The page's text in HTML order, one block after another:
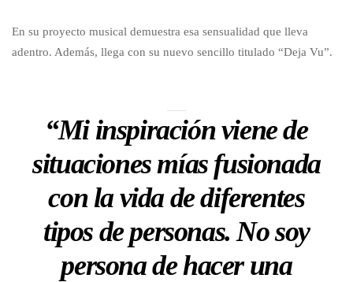
En su proyecto musical demuestra esa sensualidad que lleva
adentro. Además, llega con su nuevo sencillo titulado “Deja Vu”.
“Mi inspiración viene de
situaciones mías fusionada
con la vida de diferentes
tipos de personas. No soy
persona de hacer una